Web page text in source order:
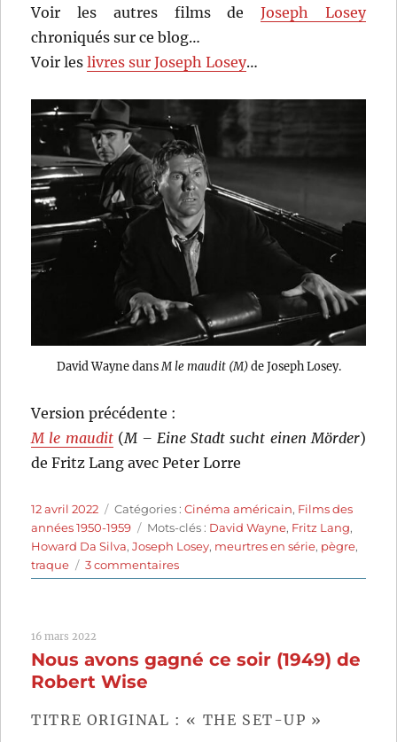
Voir les autres films de Joseph Losey
chroniqués sur ce blog…
Voir leslivres sur Joseph Losey…
David Wayne dans M le maudit (M)de Joseph Losey.
Version précédente :
M le maudit(M – Eine Stadt sucht einen Mörder)
de Fritz Lang avec Peter Lorre
Publié
le
12 avril 2022 Catégories
Catégories :Cinéma américain, Films des
années 1950-1959
Étiquettes
Mots-clés : David Wayne, Fritz Lang,
Howard Da Silva,Joseph Losey, meurtres en série, pègre,
traque
3 commentairessur
M
de
16 mars 2022
Nous avons gagné ce soir (1949) de
Robert Wise
TITRE ORIGINAL : « THE SET-UP »